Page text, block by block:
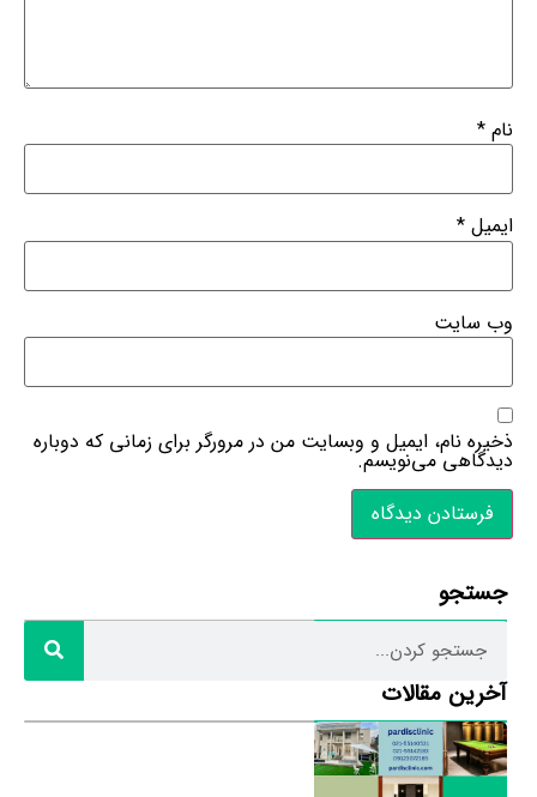
نام *
ایمیل *
وب‌ سایت
ذخیره نام، ایمیل و وبسایت من در مرورگر برای زمانی که دوباره
دیدگاهی می‌نویسم.
جستجو
آخرین مقالات